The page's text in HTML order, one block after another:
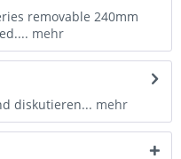
removable 240mm
mehr
diskutieren... mehr